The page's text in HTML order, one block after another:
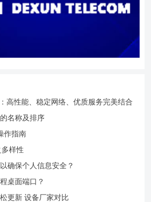
高性能、稳定网络、优质服务完美结合
名称及排序
作指南
样性
确保个人信息安全？
桌面端口？
更新 设备厂家对比